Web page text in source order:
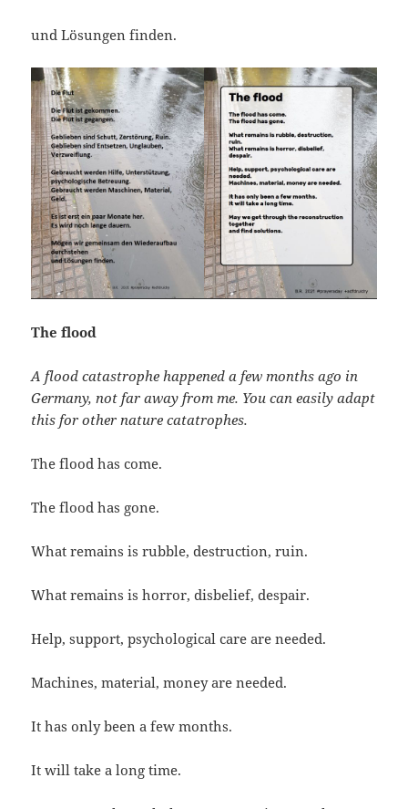
und Lösungen finden.
The flood
A flood catastrophe happened a few months ago in
Germany, not far away from me. You can easily adapt
this for other nature catatrophes.
The flood has come.
The flood has gone.
What remains is rubble, destruction, ruin.
What remains is horror, disbelief, despair.
Help, support, psychological care are needed.
Machines, material, money are needed.
It has only been a few months.
It will take a long time.